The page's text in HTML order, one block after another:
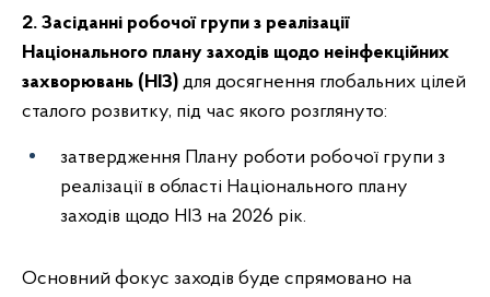
2. Засіданні робочої групи з реалізації
Національного плану заходів щодо неінфекційних
захворювань (НІЗ) для досягнення глобальних цілей
сталого розвитку, під час якого розглянуто:
затвердження Плану роботи робочої групи з
реалізації в області Національного плану
заходів щодо НІЗ на 2026 рік.
Основний фокус заходів буде спрямовано на